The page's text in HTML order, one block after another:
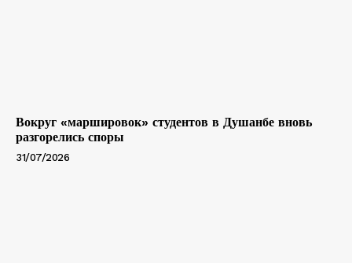
Вокруг «маршировок» студентов в Душанбе вновь
разгорелись споры
31/07/2026